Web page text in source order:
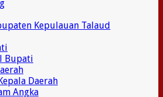
Kepulauan Talaud
Bupati
Daerah
Angka